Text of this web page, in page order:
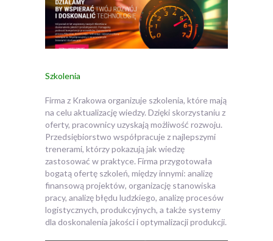
Szkolenia
Firma z Krakowa organizuje szkolenia, które mają
na celu aktualizację wiedzy. Dzięki skorzystaniu z
oferty, pracownicy uzyskają możliwość rozwoju.
Przedsiębiorstwo współpracuje z najlepszymi
trenerami, którzy pokazują jak wiedzę
zastosować w praktyce. Firma przygotowała
bogatą ofertę szkoleń, między innymi: analizę
finansową projektów, organizację stanowiska
pracy, analizę błędu ludzkiego, analizę procesów
logistycznych, produkcyjnych, a także systemy
dla doskonalenia jakości i optymalizacji produkcji.